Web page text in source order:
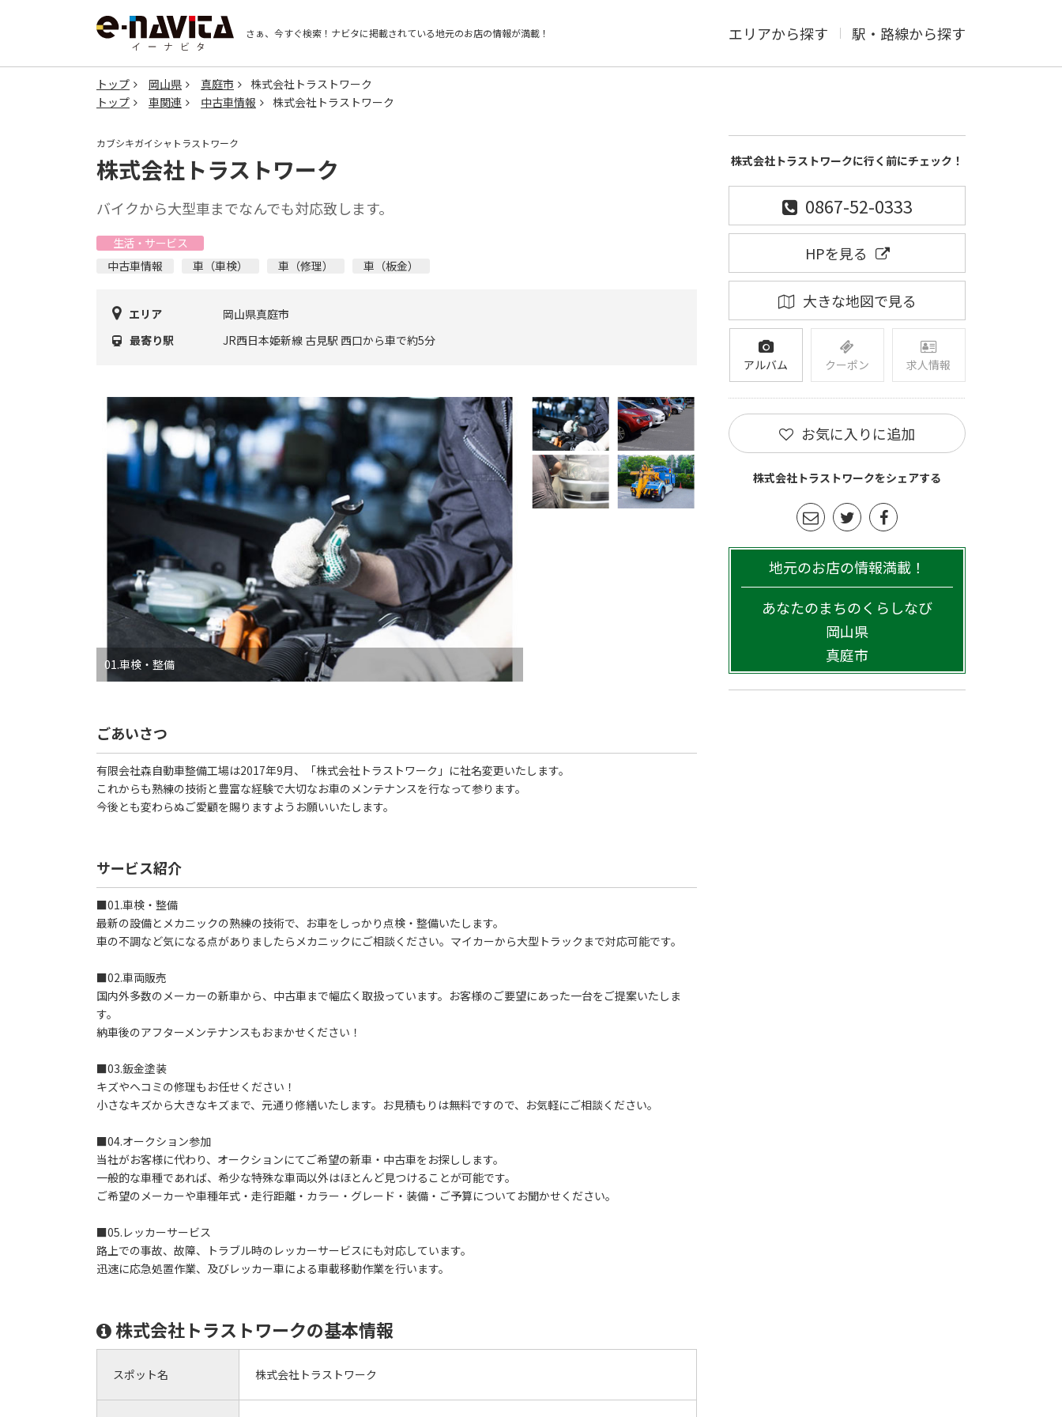
さぁ、今すぐ検索！ ナビタに掲載されている地元のお店の情報が満載！ エリアから探す 駅・路線から探す
トップ 岡山県 真庭市
株式会社トラストワーク
トップ
車関連 中古車情報 株式会社トラストワーク
カブシキガイシャトラストワーク
株式会社トラストワーク
バイクから大型車までなんでも対応致します。
生活・サービス
中古車情報
車（車検） 車（修理） 車（板金）
エリア
岡山県真庭市
最寄り駅
JR西日本姫新線 古見駅 西口から車で約5分
01.車検・整備
ごあいさつ
有限会社森自動車整備工場は2017年9月、「株式会社トラストワーク」に社名変更いたします。
これからも熟練の技術と豊富な経験で大切なお車のメンテナンスを行なって参ります。
今後とも変わらぬご愛顧を賜りますようお願いいたします。
サービス紹介
■01.車検・整備
最新の設備とメカニックの熟練の技術で、お車をしっかり点検・整備いたします。
車の不調など気になる点がありましたらメカニックにご相談ください。マイカーから大型トラックまで対応可能です。
■02.車両販売
国内外多数のメーカーの新車から、中古車まで幅広く取扱っています。お客様のご要望にあった一台をご提案いたしま
す。
納車後のアフターメンテナンスもおまかせください！
■03.鈑金塗装
キズやヘコミの修理もお任せください！
小さなキズから大きなキズまで、元通り修繕いたします。お見積もりは無料ですので、お気軽にご相談ください。
■04.オークション参加
当社がお客様に代わり、オークションにてご希望の新車・中古車をお探しします。
一般的な車種であれば、希少な特殊な車両以外はほとんど見つけることが可能です。
ご希望のメーカーや車種年式・走行距離・カラー・グレード・装備・ご予算についてお聞かせください。
■05.レッカーサービス
路上での事故、故障、トラブル時のレッカーサービスにも対応しています。
迅速に応急処置作業、及びレッカー車による車載移動作業を行います。
株式会社トラストワークの基本情報
スポット名 株式会社トラストワーク
株式会社トラストワークに行く前にチェック！
0867-52-0333
HPを見る
大きな地図で見る
アルバム クーポン 求人情報
お気に入りに追加
株式会社トラストワークをシェアする
地元のお店の情報満載！
あなたのまちのくらしなび
岡山県
真庭市